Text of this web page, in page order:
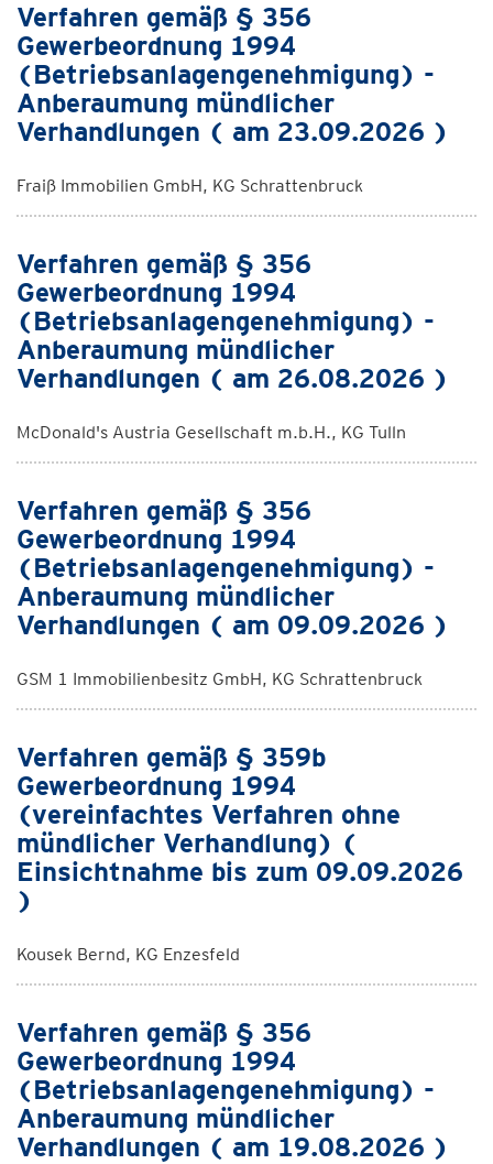
Verfahren gemäß § 356
Gewerbeordnung 1994
(Betriebsanlagengenehmigung) -
Anberaumung mündlicher
Verhandlungen ( am 23.09.2026 )
Fraiß Immobilien GmbH, KG Schrattenbruck
Verfahren gemäß § 356
Gewerbeordnung 1994
(Betriebsanlagengenehmigung) -
Anberaumung mündlicher
Verhandlungen ( am 26.08.2026 )
McDonald's Austria Gesellschaft m.b.H., KG Tulln
Verfahren gemäß § 356
Gewerbeordnung 1994
(Betriebsanlagengenehmigung) -
Anberaumung mündlicher
Verhandlungen ( am 09.09.2026 )
GSM 1 Immobilienbesitz GmbH, KG Schrattenbruck
Verfahren gemäß § 359b
Gewerbeordnung 1994
(vereinfachtes Verfahren ohne
mündlicher Verhandlung) (
Einsichtnahme bis zum 09.09.2026
)
Kousek Bernd, KG Enzesfeld
Verfahren gemäß § 356
Gewerbeordnung 1994
(Betriebsanlagengenehmigung) -
Anberaumung mündlicher
Verhandlungen ( am 19.08.2026 )